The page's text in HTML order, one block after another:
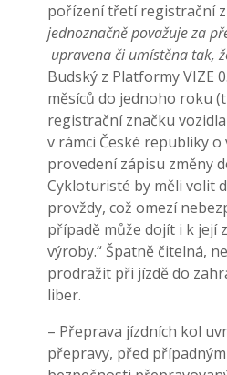
pořízení třetí registrační
jednoznačně považuje za
upravena či umístěna tak,
Budský z Platformy VIZE
měsíců do jednoho roku
registrační značku
v rámci České republiky
provedení zápisu změny
Cykloturisté by měli volit
provždy, což omezí
případě může dojít i k její
výroby.“ Špatně čitelná,
prodražit při jízdě do
liber.
– Přeprava jízdních kol
přepravy, před